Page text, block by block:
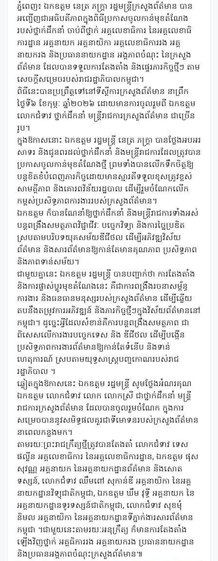
ភ្នំពេញ៖ ឯកឧត្តម នេត្រ ភក្ត្រា រដ្ឋមន្ត្រីក្រសួងព័ត៌មាន បាន
អញ្ជើញជាអធិបតីភាពក្នុងពិធីប្រកាសចូលកាន់មុខតំណែង
របស់ថ្នាក់ដឹកនាំ ចាប់ពីថ្នាក់ អគ្គលេខាធិការ នៃអគ្គលេខាធិ
ការដ្ឋាន អគ្គនាយក អគ្គនាយិកា អគ្គលេខាធិការរង អគ្គ
នាយករង និងប្រធាននាយកដ្ឋាន អង្គភាពចំណុះ នៃក្រសួង
ព័ត៌មាន ដែលបានទទួលការតែងតាំង និងផ្ទេរភារកិច្ចថ្មីៗ តាម
សេចក្តីសម្រេចរបស់រាជរដ្ឋាភិបាលកម្ពុជា។
ពិធីនេះបានប្រព្រឹត្តទៅនៅទីស្តីការក្រសួងព័ត៌មាន នាព្រឹក
ថ្ងៃទី៦ ខែកុម្ភៈ ឆ្នាំ២០២៦ ដោយមានការចូលរួមពី ឯកឧត្តម
លោកជំទាវ ថ្នាក់ដឹកនាំ មន្ត្រីរាជការក្រសួងព័ត៌មាន ជាច្រើន
រូប។
ក្នុងឱកាសនោះ ឯកឧត្តម រដ្ឋមន្ត្រី នេត្រ ភក្ត្រា បានថ្លែងអបអរ
សាទរ និងជូនពរដល់ថ្នាក់ដឹកនាំ និងមន្ត្រីរាជការដែលត្រូវបាន
ប្រកាសចូលកាន់មុខតំណែងថ្មី ព្រមទាំងបានលើកទឹកចិត្តឱ្យ
បន្តខិតខំបំពេញភារកិច្ចដោយមានស្មារតីទទួលខុសត្រូវខ្ពស់
សាមគ្គីភាព និងគោរពវិន័យរដ្ឋបាល ដើម្បីរួមចំណែកលើក
កម្ពស់ប្រសិទ្ធភាពការងាររបស់ក្រសួងព័ត៌មាន។
ឯកឧត្តម ក៏បានណែនាំឱ្យថ្នាក់ដឹកនាំ និងមន្ត្រីរាជការទាំងអស់
បន្តពង្រឹងសមត្ថភាពវិជ្ជាជីវៈ បច្ចេកវិទ្យា និងការច្នៃប្រឌិត
ស្របតាមបរិបទយុគសម័យឌីជីថល ដើម្បីអភិវឌ្ឍវិស័យ
ព័ត៌មាន និងសារព័ត៌មានឱ្យកាន់តែមានគុណភាព ប្រសិទ្ធភាព
និងភាពទាន់សម័យ។
ជាមួយគ្នានេះ ឯកឧត្តម រដ្ឋមន្ត្រី បានបញ្ជាក់ថា ការតែងតាំង
និងការផ្លាស់ប្តូរមុខតំណែងនេះ គឺជាការពង្រឹងរចនាសម្ព័ន្ធ
ការងារ និងធនធានមនុស្សរបស់ក្រសួងព័ត៌មាន ដើម្បីឆ្លើយ
តបនឹងតម្រូវការអភិវឌ្ឍន៍ និងភារកិច្ចថ្មីៗក្នុងវិស័យព័ត៌មាននៅ
កម្ពុជា។ ដូច្នេះអ្វីដែលសំខាន់គឺការបន្តពង្រឹងសមត្ថភាព ជា
ពិសេសលើការងារបច្ចេកទេស និង ឌីជីថល ដើម្បីបង្កើន
ប្រសិទ្ធភាពការងារព័ត៌មានឱ្យកាន់តែទំនើប និងទាន់
ហេតុការណ៍ ស្របតាមយុទ្ធសាស្ត្របញ្ចកោណរបស់រាជ
រដ្ឋាភិបាល ។
ឆ្លៀតក្នុងឱកាសនេះ ឯកឧត្តម រដ្ឋមន្ត្រី សូមថ្លែងអំណរគុណ
ឯកឧត្តម លោកជំទាវ លោក លោកស្រី ជាថ្នាក់ដឹកនាំ មន្ត្រី
រាជការក្រសួងព័ត៌មាន ដែលបានចូលរួមចំណែក ក្នុងការ
សម្រេចបាននូវសមិទ្ធផលគួរជាទីមោទនរបស់ក្រសួងព័ត៌មាន
នាពេលកន្លងមក។
តាមរយៈព្រះរាជក្រឹត្យថ្មីត្រូវបានតែងតាំ លោកជំទាវ ទេស
ផល្លីន អគ្គលេខាធិការ នៃអគ្គលេខាធិការដ្ឋាន, ឯកឧត្តម ផុស
សុវណ្ណ អគ្គនាយក នៃអគ្គនាយកដ្ឋានព័ត៌មាន និងសោត
ទស្សន៍, លោកជំទាវ ឈឹមពៅ សុកាន់ឌី អគ្គនាយិកា នៃអគ្គ
នាយកដ្ឋានវិទ្យុជាតិកម្ពុជា, ឯកឧត្តម ឃឹម វុទ្ធី អគ្គនាយក នៃ
អគ្គនាយកដ្ឋានទូរទស្សន៍ជាតិកម្ពុជា, លោកជំទាវ សុខមុំ
និមល អគ្គនាយិកា នៃអគ្គនាយកដ្ឋានទីភ្នាក់ងារសារព័ត៌មាន
កម្ពុជា ។ជាមួយនេះតាមរយៈអនុក្រឹត្យ ក៏មានការតែងតាំង
ឡើងវិញថ្នាក់ អគ្គធិការរង អគ្គនាយករង ប្រធាននាយកដ្ឋាន
និងប្រធានអង្គភាពចំណុះក្រសួងព័ត៌មាន៕